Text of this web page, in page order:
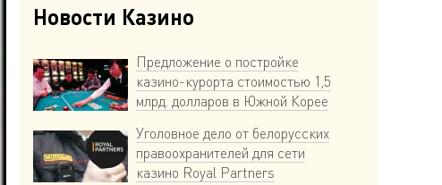
Новости Казино
Предложение о постройке
казино-курорта стоимостью 1,5
млрд. долларов в Южной Корее
Уголовное дело от белорусских
правоохранителей для сети
казино Royal Partners